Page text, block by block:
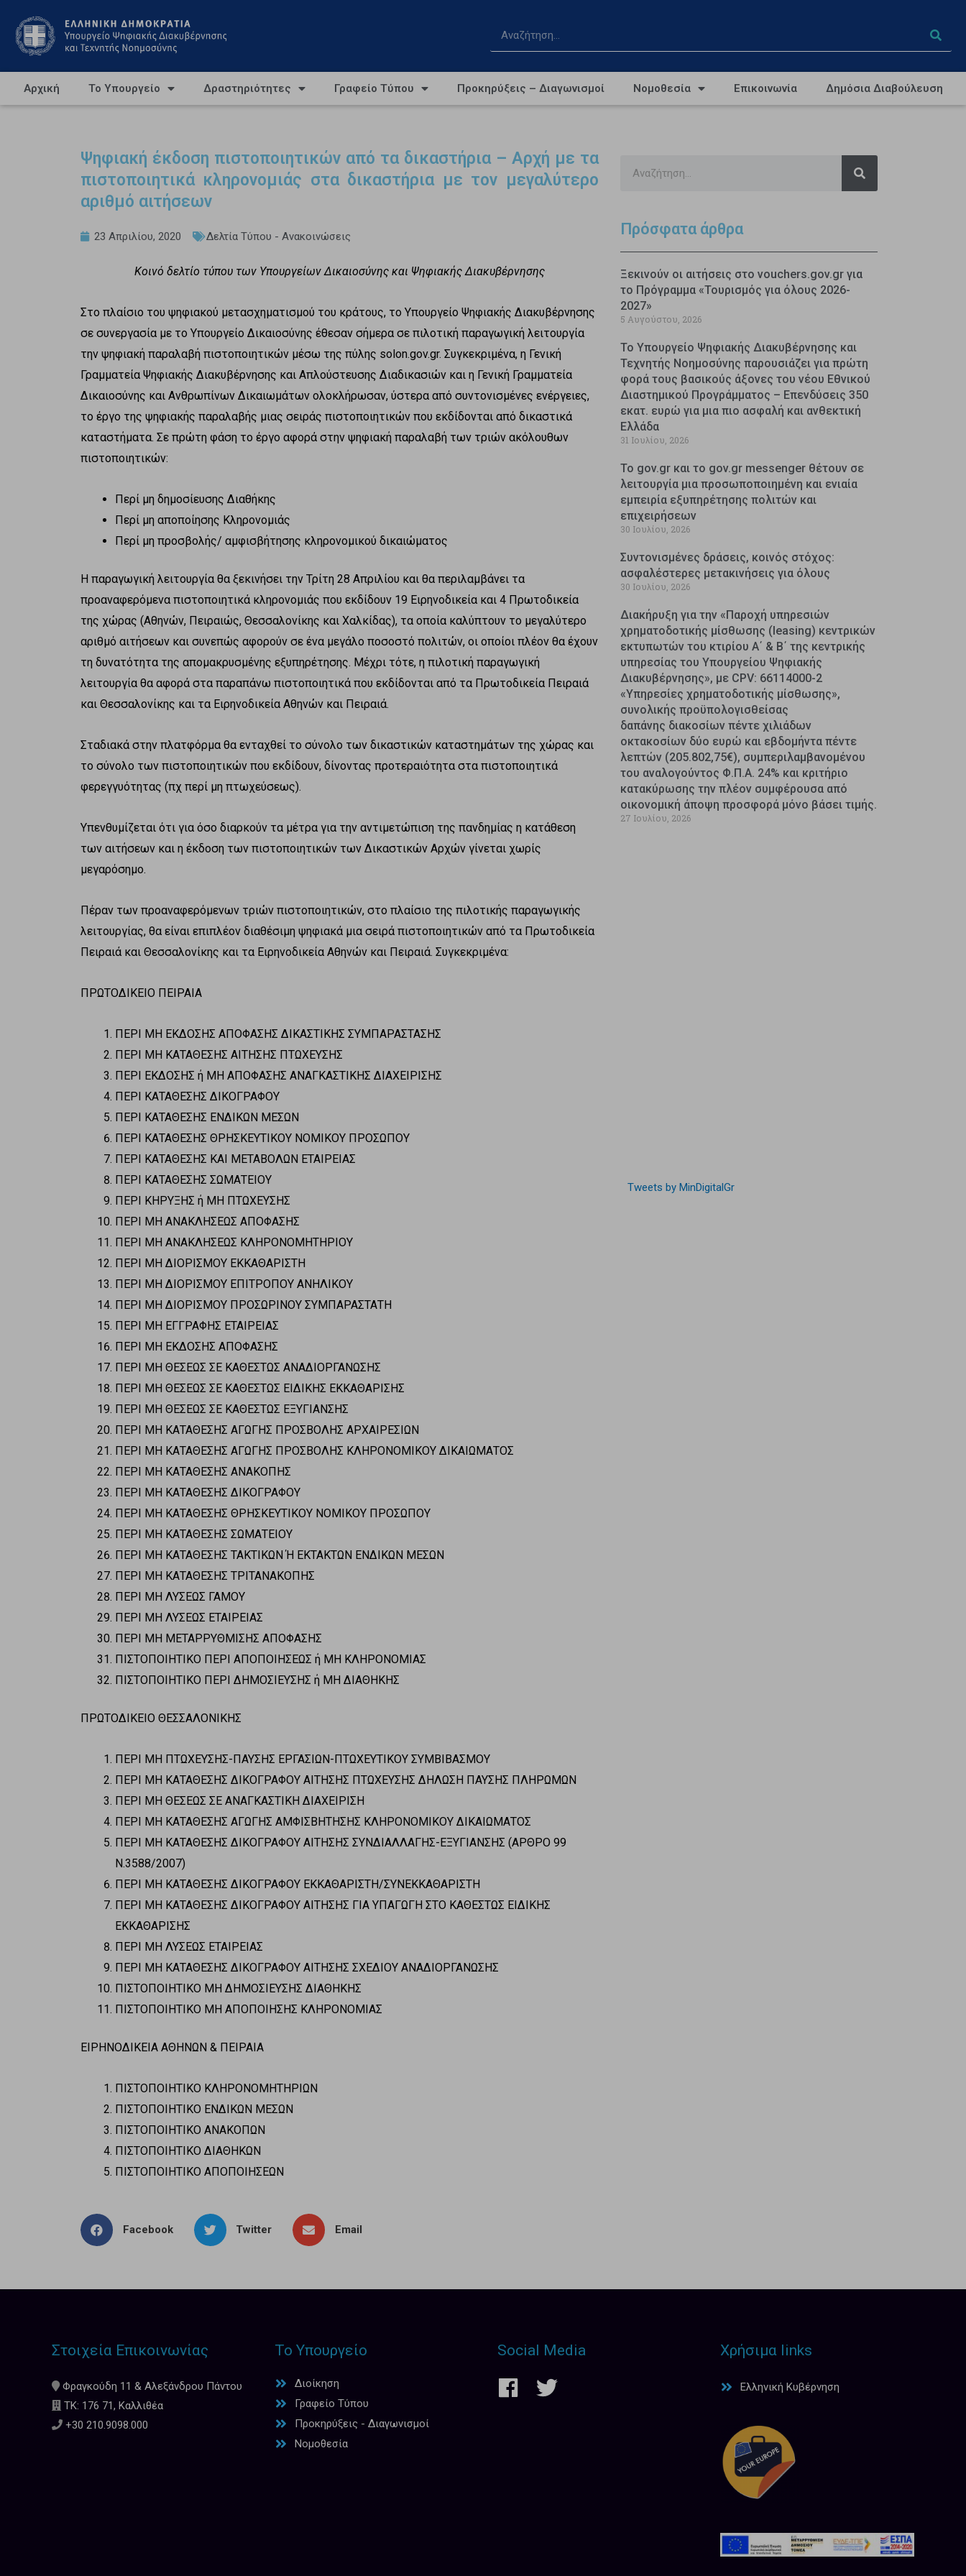
Αρχική Το Υπουργείο Δραστηριότητες Γραφείο Τύπου Προκηρύξεις – Διαγωνισμοί Νομοθεσία Επικοινωνία Δημόσια Διαβούλευση
Ψηφιακή έκδοση πιστοποιητικών από τα δικαστήρια – Αρχή με τα
πιστοποιητικά κληρονομιάς στα δικαστήρια με τον μεγαλύτερο
αριθμό αιτήσεων
23 Απριλίου, 2020 Δελτία Τύπου - Ανακοινώσεις
Κοινό δελτίο τύπου των Υπουργείων Δικαιοσύνης και Ψηφιακής Διακυβέρνησης
Στο πλαίσιο του ψηφιακού μετασχηματισμού του κράτους, το Υπουργείο Ψηφιακής Διακυβέρνησης
σε συνεργασία με το Υπουργείο Δικαιοσύνης έθεσαν σήμερα σε πιλοτική παραγωγική λειτουργία
την ψηφιακή παραλαβή πιστοποιητικών μέσω της πύλης solon.gov.gr. Συγκεκριμένα, η Γενική
Γραμματεία Ψηφιακής Διακυβέρνησης και Απλούστευσης Διαδικασιών και η Γενική Γραμματεία
Δικαιοσύνης και Ανθρωπίνων Δικαιωμάτων ολοκλήρωσαν, ύστερα από συντονισμένες ενέργειες,
το έργο της ψηφιακής παραλαβής μιας σειράς πιστοποιητικών που εκδίδονται από δικαστικά
καταστήματα. Σε πρώτη φάση το έργο αφορά στην ψηφιακή παραλαβή των τριών ακόλουθων
πιστοποιητικών:
Περί μη δημοσίευσης Διαθήκης
Περί μη αποποίησης Κληρονομιάς
Περί μη προσβολής/ αμφισβήτησης κληρονομικού δικαιώματος
Η παραγωγική λειτουργία θα ξεκινήσει την Τρίτη 28 Απριλίου και θα περιλαμβάνει τα
προαναφερόμενα πιστοποιητικά κληρονομιάς που εκδίδουν 19 Ειρηνοδικεία και 4 Πρωτοδικεία
της χώρας (Αθηνών, Πειραιώς, Θεσσαλονίκης και Χαλκίδας), τα οποία καλύπτουν το μεγαλύτερο
αριθμό αιτήσεων και συνεπώς αφορούν σε ένα μεγάλο ποσοστό πολιτών, οι οποίοι πλέον θα έχουν
τη δυνατότητα της απομακρυσμένης εξυπηρέτησης. Μέχρι τότε, η πιλοτική παραγωγική
λειτουργία θα αφορά στα παραπάνω πιστοποιητικά που εκδίδονται από τα Πρωτοδικεία Πειραιά
και Θεσσαλονίκης και τα Ειρηνοδικεία Αθηνών και Πειραιά.
Σταδιακά στην πλατφόρμα θα ενταχθεί το σύνολο των δικαστικών καταστημάτων της χώρας και
το σύνολο των πιστοποιητικών που εκδίδουν, δίνοντας προτεραιότητα στα πιστοποιητικά
φερεγγυότητας (πχ περί μη πτωχεύσεως).
Υπενθυμίζεται ότι για όσο διαρκούν τα μέτρα για την αντιμετώπιση της πανδημίας η κατάθεση
των αιτήσεων και η έκδοση των πιστοποιητικών των Δικαστικών Αρχών γίνεται χωρίς
μεγαρόσημο.
Πέραν των προαναφερόμενων τριών πιστοποιητικών, στο πλαίσιο της πιλοτικής παραγωγικής
λειτουργίας, θα είναι επιπλέον διαθέσιμη ψηφιακά μια σειρά πιστοποιητικών από τα Πρωτοδικεία
Πειραιά και Θεσσαλονίκης και τα Ειρηνοδικεία Αθηνών και Πειραιά. Συγκεκριμένα:
ΠΡΩΤΟΔΙΚΕΙΟ ΠΕΙΡΑΙΑ
ΠΕΡΙ ΜΗ ΕΚΔΟΣΗΣ ΑΠΟΦΑΣΗΣ ΔΙΚΑΣΤΙΚΗΣ ΣΥΜΠΑΡΑΣΤΑΣΗΣ
ΠΕΡΙ ΜΗ ΚΑΤΑΘΕΣΗΣ ΑΙΤΗΣΗΣ ΠΤΩΧΕΥΣΗΣ
ΠΕΡΙ ΕΚΔΟΣΗΣ ή ΜΗ ΑΠΟΦΑΣΗΣ ΑΝΑΓΚΑΣΤΙΚΗΣ ΔΙΑΧΕΙΡΙΣΗΣ
ΠΕΡΙ ΚΑΤΑΘΕΣΗΣ ΔΙΚΟΓΡΑΦΟΥ
ΠΕΡΙ ΚΑΤΑΘΕΣΗΣ ΕΝΔΙΚΩΝ ΜΕΣΩΝ
ΠΕΡΙ ΚΑΤΑΘΕΣΗΣ ΘΡΗΣΚΕΥΤΙΚΟΥ ΝΟΜΙΚΟΥ ΠΡΟΣΩΠΟΥ
ΠΕΡΙ ΚΑΤΑΘΕΣΗΣ ΚΑΙ ΜΕΤΑΒΟΛΩΝ ΕΤΑΙΡΕΙΑΣ
ΠΕΡΙ ΚΑΤΑΘΕΣΗΣ ΣΩΜΑΤΕΙΟΥ
ΠΕΡΙ ΚΗΡΥΞΗΣ ή ΜΗ ΠΤΩΧΕΥΣΗΣ
ΠΕΡΙ ΜΗ ΑΝΑΚΛΗΣΕΩΣ ΑΠΟΦΑΣΗΣ
ΠΕΡΙ ΜΗ ΑΝΑΚΛΗΣΕΩΣ ΚΛΗΡΟΝΟΜΗΤΗΡΙΟΥ
ΠΕΡΙ ΜΗ ΔΙΟΡΙΣΜΟΥ ΕΚΚΑΘΑΡΙΣΤΗ
ΠΕΡΙ ΜΗ ΔΙΟΡΙΣΜΟΥ ΕΠΙΤΡΟΠΟΥ ΑΝΗΛΙΚΟΥ
ΠΕΡΙ ΜΗ ΔΙΟΡΙΣΜΟΥ ΠΡΟΣΩΡΙΝΟΥ ΣΥΜΠΑΡΑΣΤΑΤΗ
ΠΕΡΙ ΜΗ ΕΓΓΡΑΦΗΣ ΕΤΑΙΡΕΙΑΣ
ΠΕΡΙ ΜΗ ΕΚΔΟΣΗΣ ΑΠΟΦΑΣΗΣ
ΠΕΡΙ ΜΗ ΘΕΣΕΩΣ ΣΕ ΚΑΘΕΣΤΩΣ ΑΝΑΔΙΟΡΓΑΝΩΣΗΣ
ΠΕΡΙ ΜΗ ΘΕΣΕΩΣ ΣΕ ΚΑΘΕΣΤΩΣ ΕΙΔΙΚΗΣ ΕΚΚΑΘΑΡΙΣΗΣ
ΠΕΡΙ ΜΗ ΘΕΣΕΩΣ ΣΕ ΚΑΘΕΣΤΩΣ ΕΞΥΓΙΑΝΣΗΣ
ΠΕΡΙ ΜΗ ΚΑΤΑΘΕΣΗΣ ΑΓΩΓΗΣ ΠΡΟΣΒΟΛΗΣ ΑΡΧΑΙΡΕΣΙΩΝ
ΠΕΡΙ ΜΗ ΚΑΤΑΘΕΣΗΣ ΑΓΩΓΗΣ ΠΡΟΣΒΟΛΗΣ ΚΛΗΡΟΝΟΜΙΚΟΥ ΔΙΚΑΙΩΜΑΤΟΣ
ΠΕΡΙ ΜΗ ΚΑΤΑΘΕΣΗΣ ΑΝΑΚΟΠΗΣ
ΠΕΡΙ ΜΗ ΚΑΤΑΘΕΣΗΣ ΔΙΚΟΓΡΑΦΟΥ
ΠΕΡΙ ΜΗ ΚΑΤΑΘΕΣΗΣ ΘΡΗΣΚΕΥΤΙΚΟΥ ΝΟΜΙΚΟΥ ΠΡΟΣΩΠΟΥ
ΠΕΡΙ ΜΗ ΚΑΤΑΘΕΣΗΣ ΣΩΜΑΤΕΙΟΥ
ΠΕΡΙ ΜΗ ΚΑΤΑΘΕΣΗΣ ΤΑΚΤΙΚΩΝ Ή ΕΚΤΑΚΤΩΝ ΕΝΔΙΚΩΝ ΜΕΣΩΝ
ΠΕΡΙ ΜΗ ΚΑΤΑΘΕΣΗΣ ΤΡΙΤΑΝΑΚΟΠΗΣ
ΠΕΡΙ ΜΗ ΛΥΣΕΩΣ ΓΑΜΟΥ
ΠΕΡΙ ΜΗ ΛΥΣΕΩΣ ΕΤΑΙΡΕΙΑΣ
ΠΕΡΙ ΜΗ ΜΕΤΑΡΡΥΘΜΙΣΗΣ ΑΠΟΦΑΣΗΣ
ΠΙΣΤΟΠΟΙΗΤΙΚΟ ΠΕΡΙ ΑΠΟΠΟΙΗΣΕΩΣ ή ΜΗ ΚΛΗΡΟΝΟΜΙΑΣ
ΠΙΣΤΟΠΟΙΗΤΙΚΟ ΠΕΡΙ ΔΗΜΟΣΙΕΥΣΗΣ ή ΜΗ ΔΙΑΘΗΚΗΣ
ΠΡΩΤΟΔΙΚΕΙΟ ΘΕΣΣΑΛΟΝΙΚΗΣ
ΠΕΡΙ ΜΗ ΠΤΩΧΕΥΣΗΣ-ΠΑΥΣΗΣ ΕΡΓΑΣΙΩΝ-ΠΤΩΧΕΥΤΙΚΟΥ ΣΥΜΒΙΒΑΣΜΟΥ
ΠΕΡΙ ΜΗ ΚΑΤΑΘΕΣΗΣ ΔΙΚΟΓΡΑΦΟΥ ΑΙΤΗΣΗΣ ΠΤΩΧΕΥΣΗΣ ΔΗΛΩΣΗ ΠΑΥΣΗΣ ΠΛΗΡΩΜΩΝ
ΠΕΡΙ ΜΗ ΘΕΣΕΩΣ ΣΕ ΑΝΑΓΚΑΣΤΙΚΗ ΔΙΑΧΕΙΡΙΣΗ
ΠΕΡΙ ΜΗ ΚΑΤΑΘΕΣΗΣ ΑΓΩΓΗΣ ΑΜΦΙΣΒΗΤΗΣΗΣ ΚΛΗΡΟΝΟΜΙΚΟΥ ΔΙΚΑΙΩΜΑΤΟΣ
ΠΕΡΙ ΜΗ ΚΑΤΑΘΕΣΗΣ ΔΙΚΟΓΡΑΦΟΥ ΑΙΤΗΣΗΣ ΣΥΝΔΙΑΛΛΑΓΗΣ-ΕΞΥΓΙΑΝΣΗΣ (ΑΡΘΡΟ 99
Ν.3588/2007)
ΠΕΡΙ MH ΚΑΤΑΘΕΣΗΣ ΔΙΚΟΓΡΑΦΟΥ ΕΚΚΑΘΑΡΙΣΤΗ/ΣΥΝΕΚΚΑΘΑΡΙΣΤΗ
ΠΕΡΙ ΜΗ ΚΑΤΑΘΕΣΗΣ ΔΙΚΟΓΡΑΦΟΥ ΑΙΤΗΣΗΣ ΓΙΑ ΥΠΑΓΩΓΗ ΣΤΟ ΚΑΘΕΣΤΩΣ ΕΙΔΙΚΗΣ
ΕΚΚΑΘΑΡΙΣΗΣ
ΠΕΡΙ ΜΗ ΛΥΣΕΩΣ ΕΤΑΙΡΕΙΑΣ
ΠΕΡΙ ΜΗ ΚΑΤΑΘΕΣΗΣ ΔΙΚΟΓΡΑΦΟΥ ΑΙΤΗΣΗΣ ΣΧΕΔΙΟΥ ΑΝΑΔΙΟΡΓΑΝΩΣΗΣ
ΠΙΣΤΟΠΟΙΗΤΙΚΟ ΜΗ ΔΗΜΟΣΙΕΥΣΗΣ ΔΙΑΘΗΚΗΣ
ΠΙΣΤΟΠΟΙΗΤΙΚΟ ΜΗ ΑΠΟΠΟΙΗΣΗΣ ΚΛΗΡΟΝΟΜΙΑΣ
ΕΙΡΗΝΟΔΙΚΕΙΑ ΑΘΗΝΩΝ & ΠΕΙΡΑΙΑ
ΠΙΣΤΟΠΟΙΗΤΙΚΟ ΚΛΗΡΟΝΟΜΗΤΗΡΙΩΝ
ΠΙΣΤΟΠΟΙΗΤΙΚΟ ΕΝΔΙΚΩΝ ΜΕΣΩΝ
ΠΙΣΤΟΠΟΙΗΤΙΚΟ ΑΝΑΚΟΠΩΝ
ΠΙΣΤΟΠΟΙΗΤΙΚΟ ΔΙΑΘΗΚΩΝ
ΠΙΣΤΟΠΟΙΗΤΙΚΟ ΑΠΟΠΟΙΗΣΕΩΝ
Facebook Twitter Email
Πρόσφατα άρθρα
Ξεκινούν οι αιτήσεις στο vouchers.gov.gr για
το Πρόγραμμα «Τουρισμός για όλους 2026-
2027»
5 Αυγούστου, 2026
Το Υπουργείο Ψηφιακής Διακυβέρνησης και
Τεχνητής Νοημοσύνης παρουσιάζει για πρώτη
φορά τους βασικούς άξονες του νέου Εθνικού
Διαστημικού Προγράμματος – Επενδύσεις 350
εκατ. ευρώ για μια πιο ασφαλή και ανθεκτική
Ελλάδα
31 Ιουλίου, 2026
Το gov.gr και το gov.gr messenger θέτουν σε
λειτουργία μια προσωποποιημένη και ενιαία
εμπειρία εξυπηρέτησης πολιτών και
επιχειρήσεων
30 Ιουλίου, 2026
Συντονισμένες δράσεις, κοινός στόχος:
ασφαλέστερες μετακινήσεις για όλους
30 Ιουλίου, 2026
Διακήρυξη για την «Παροχή υπηρεσιών
χρηματοδοτικής μίσθωσης (leasing) κεντρικών
εκτυπωτών του κτιρίου Α΄ & Β΄ της κεντρικής
υπηρεσίας του Υπουργείου Ψηφιακής
Διακυβέρνησης», με CPV: 66114000-2
«Υπηρεσίες χρηματοδοτικής μίσθωσης»,
συνολικής προϋπολογισθείσας
δαπάνης διακοσίων πέντε χιλιάδων
οκτακοσίων δύο ευρώ και εβδομήντα πέντε
λεπτών (205.802,75€), συμπεριλαμβανομένου
του αναλογούντος Φ.Π.Α. 24% και κριτήριο
κατακύρωσης την πλέον συμφέρουσα από
οικονομική άποψη προσφορά μόνο βάσει τιμής.
27 Ιουλίου, 2026
Tweets by MinDigitalGr
Στοιχεία Επικοινωνίας
Φραγκούδη 11 & Αλεξάνδρου Πάντου
ΤΚ: 176 71, Καλλιθέα
+30 210.9098.000
Το Υπουργείο
Διοίκηση
Γραφείο Τύπου
Προκηρύξεις - Διαγωνισμοί
Νομοθεσία
Social Media Χρήσιμα links
Ελληνική Κυβέρνηση